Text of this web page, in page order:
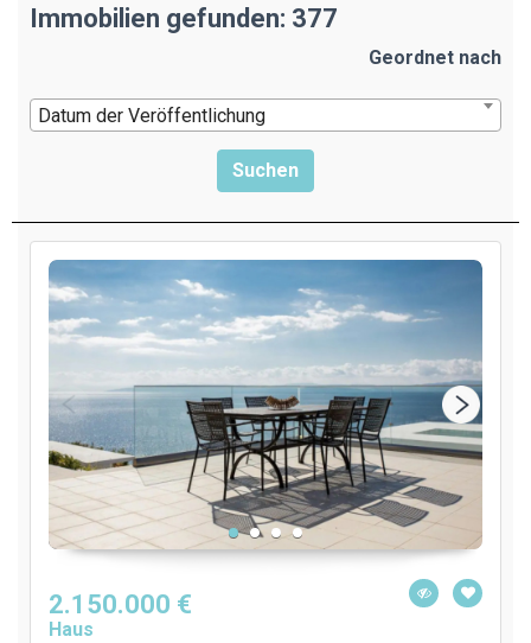
Immobilien gefunden: 377
Geordnet nach
Datum der Veröffentlichung
2.150.000 €
Haus